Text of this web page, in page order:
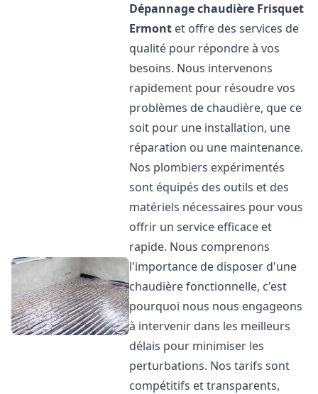
Dépannage chaudière Frisquet
Ermont et offre des services de
qualité pour répondre à vos
besoins. Nous intervenons
rapidement pour résoudre vos
problèmes de chaudière, que ce
soit pour une installation, une
réparation ou une maintenance.
Nos plombiers expérimentés
sont équipés des outils et des
matériels nécessaires pour vous
offrir un service efficace et
rapide. Nous comprenons
l'importance de disposer d'une
chaudière fonctionnelle, c'est
pourquoi nous nous engageons
à intervenir dans les meilleurs
délais pour minimiser les
perturbations. Nos tarifs sont
compétitifs et transparents,